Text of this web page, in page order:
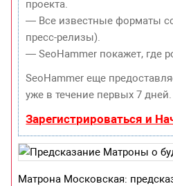
проекта.
— Все известные форматы
пресс-релизы).
— SeoHammer покажет, где
SeoHammer еще
уже в течение первых 7 дней.
Зарегистрироваться и
Матрона Московская: